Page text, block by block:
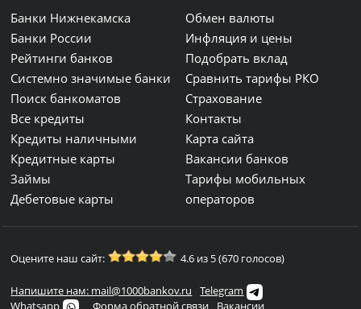
Банки Нижнекамска
Банки России
Рейтинги банков
Системно значимые банки
Поиск банкоматов
Все кредиты
Кредиты наличными
Кредитные карты
Займы
Дебетовые карты
Обмен валюты
Инфляция и цены
Подобрать вклад
Сравнить тарифы РКО
Страхование
Контакты
Карта сайта
Вакансии банков
Тарифы мобильных
операторов
Оцените наш сайт: 4.6 из 5 (670 голосов)
Напишите нам: mail@1000bankov.ru
Telegram
Whatsapp
Форма обратной связи Вакансии